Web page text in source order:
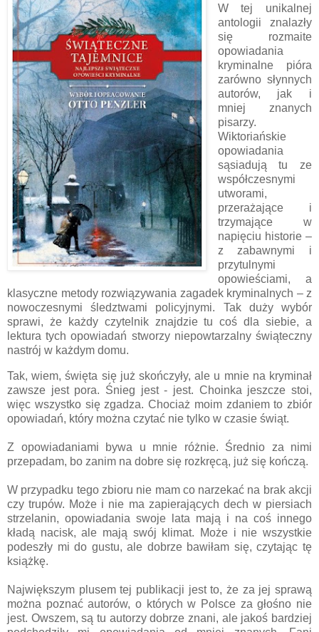
W tej unikalnej
antologii znalazły
się rozmaite
opowiadania
kryminalne pióra
zarówno słynnych
autorów, jak i
mniej znanych
pisarzy.
Wiktoriańskie
opowiadania
sąsiadują tu ze
współczesnymi
utworami,
przerażające i
trzymające w
napięciu historie –
z zabawnymi i
przytulnymi
opowieściami, a
klasyczne metody rozwiązywania zagadek kryminalnych – z
nowoczesnymi śledztwami policyjnymi. Tak duży wybór
sprawi, że każdy czytelnik znajdzie tu coś dla siebie, a
lektura tych opowiadań stworzy niepowtarzalny świąteczny
nastrój w każdym domu.
Tak, wiem, święta się już skończyły, ale u mnie na kryminał
zawsze jest pora. Śnieg jest - jest. Choinka jeszcze stoi,
więc wszystko się zgadza. Chociaż moim zdaniem to zbiór
opowiadań, który można czytać nie tylko w czasie świąt.
Z opowiadaniami bywa u mnie różnie. Średnio za nimi
przepadam, bo zanim na dobre się rozkręcą, już się kończą.
W przypadku tego zbioru nie mam co narzekać na brak akcji
czy trupów. Może i nie ma zapierających dech w piersiach
strzelanin, opowiadania swoje lata mają i na coś innego
kładą nacisk, ale mają swój klimat. Może i nie wszystkie
podeszły mi do gustu, ale dobrze bawiłam się, czytając tę
książkę.
Największym plusem tej publikacji jest to, że za jej sprawą
można poznać autorów, o których w Polsce za głośno nie
jest. Owszem, są tu autorzy dobrze znani, ale jakoś bardziej